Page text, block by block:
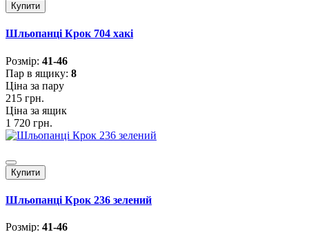
Купити
Шльопанці Крок 704 хакі
Розмiр: 41-46
Пар в ящику: 8
Ціна за пару
215 грн.
Ціна за ящик
1 720 грн.
Купити
Шльопанці Крок 236 зелений
Розмiр: 41-46